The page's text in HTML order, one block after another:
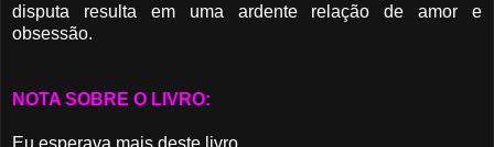
disputa resulta em uma ardente relação de amor e
obsessão.
NOTA SOBRE O LIVRO:
Eu esperava mais deste livro.